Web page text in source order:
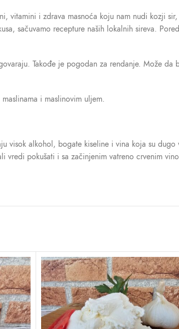
vitamini i zdrava masnoća koju nam nudi kozji
sačuvamo recepture naših lokalnih sireva.
Takođe je pogodan za rendanje. Može da
i maslinovim uljem.
visok alkohol, bogate kiseline i vina koja su
pokušati i sa začinjenim vatreno crvenim